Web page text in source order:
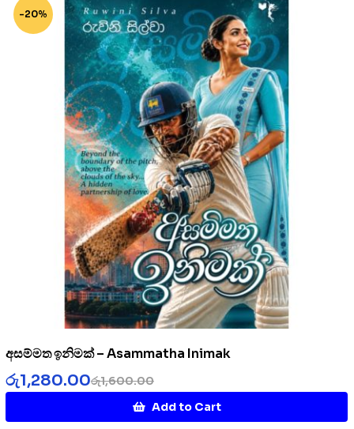
-20%
අසම්මත ඉනිමක් – Asammatha Inimak
රු1,600.00
රු1,280.00
Add to Cart